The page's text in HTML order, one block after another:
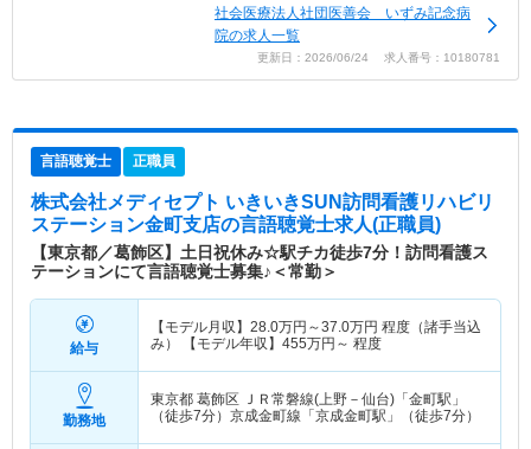
社会医療法人社団医善会 いずみ記念病
院の求人一覧
更新日：2026/06/24 求人番号：10180781
言語聴覚士 正職員
株式会社メディセプト いきいきSUN訪問看護リハビリ
ステーション金町支店の言語聴覚士求人(正職員)
【東京都／葛飾区】土日祝休み☆駅チカ徒歩7分！訪問看護ス
テーションにて言語聴覚士募集♪＜常勤＞
給与
【モデル月収】 28.0万円～37.0万円 程度（諸手当込
み） 【モデル年収】 455万円～ 程度
勤務地
東京都 葛飾区 ＪＲ常磐線(上野－仙台)「金町駅」
（徒歩7分）京成金町線「京成金町駅」（徒歩7分）